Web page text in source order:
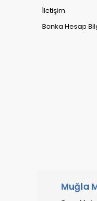
İletişim
Banka Hesap
Muğla